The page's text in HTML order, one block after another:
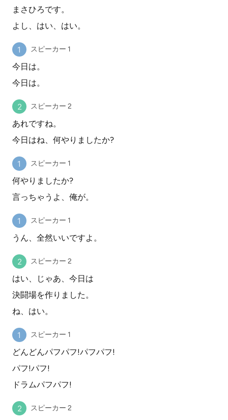
まさひろです。
よし、はい、はい。
スピーカー 1
今日は。
今日は。
スピーカー 2
あれですね。
今日はね、何やりましたか?
スピーカー 1
何やりましたか?
言っちゃうよ、俺が。
スピーカー 1
うん、全然いいですよ。
スピーカー 2
はい、じゃあ、今日は
決闘場を作りました。
ね、はい。
スピーカー 1
どんどんパフパフ!パフパフ!
パフ!パフ!
ドラムパフパフ!
スピーカー 2